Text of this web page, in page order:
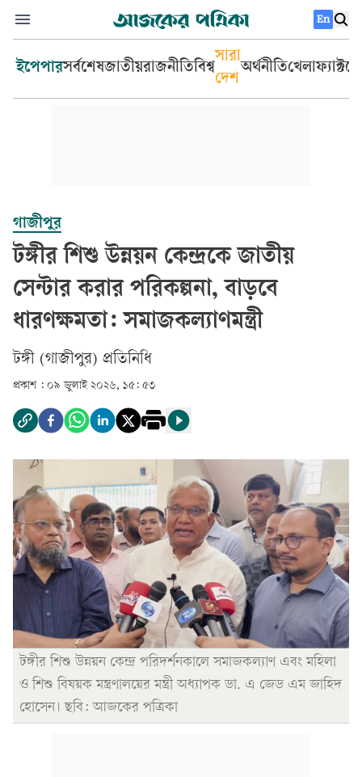
En
ইপেপারসর্বশেষজাতীয়রাজনীতিবিশ্ব
সারা
দেশ
অর্থনীতিখেলা
গাজীপুর
টঙ্গীর শিশু উন্নয়ন কেন্দ্রকে জাতীয়
সেন্টার করার পরিকল্পনা, বাড়বে
ধারণক্ষমতা: সমাজকল্যাণমন্ত্রী
টঙ্গী (গাজীপুর) প্রতিনিধি
প্রকাশ : ০৯ জুলাই ২০২৬, ১৫: ৫৩
টঙ্গীর শিশু উন্নয়ন কেন্দ্র পরিদর্শনকালে সমাজকল্যাণ এবং মহিলা
ও শিশু বিষয়ক মন্ত্রণালয়ের মন্ত্রী অধ্যাপক ডা. এ জেড এম জাহিদ
হোসেন। ছবি: আজকের পত্রিকা